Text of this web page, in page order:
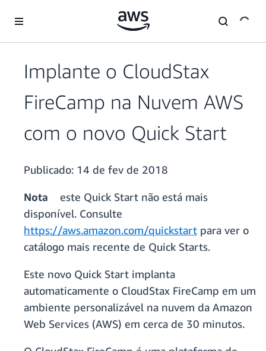
Pular para o conteúdo principal
Implante o CloudStax
FireCamp na Nuvem AWS
com o novo Quick Start
Publicado: 14 de fev de 2018
Nota este Quick Start não está mais
disponível. Consulte
https://aws.amazon.com/quickstart para ver o
catálogo mais recente de Quick Starts.
Este novo Quick Start implanta
automaticamente o CloudStax FireCamp em um
ambiente personalizável na nuvem da Amazon
Web Services (AWS) em cerca de 30 minutos.